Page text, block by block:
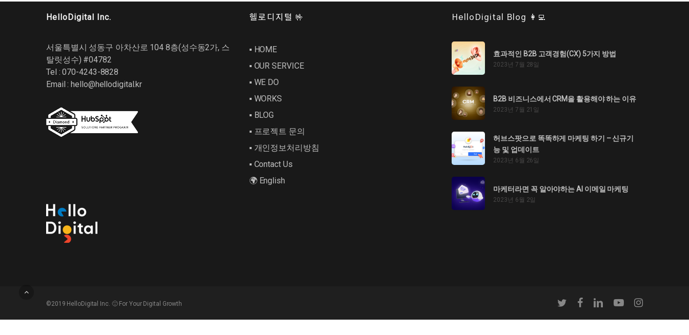
HelloDigital Inc.
서울특별시 성동구 아차산로 104 8층(성수동2가, 스
탈릿성수) #04782
Tel : 070-4243-8828
Email :hello@hellodigital.kr
헬로디지털 🤟
▪︎ HOME
▪︎ OUR SERVICE
▪︎ WE DO
▪︎ WORKS
▪︎ BLOG
▪︎ 프로젝트 문의
▪︎ 개인정보처리방침
▪︎ Contact Us
🌍 English
HelloDigital Blog 👩‍💻
효과적인 B2B 고객경험(CX) 5가지 방법
2023년 7월 28일
B2B 비즈니스에서 CRM을 활용해야 하는 이유
2023년 7월 21일
허브스팟으로 똑똑하게 마케팅 하기 – 신규기
능 및 업데이트
2023년 6월 26일
마케터라면 꼭 알아야하는 AI 이메일 마케팅
2023년 6월 2일
©2019 HelloDigital Inc. 🙂 For Your Digital Growth twitter facebooklinkedinyoutubeinstagram